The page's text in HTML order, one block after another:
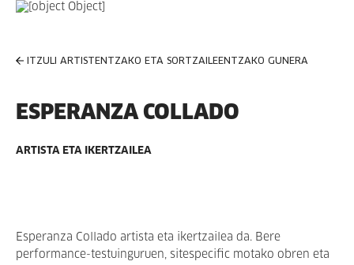
ITZULI ARTISTENTZAKO ETA SORTZAILEENTZAKO GUNERA
ESPERANZA COLLADO
ARTISTA ETA IKERTZAILEA
Esperanza Collado artista eta ikertzailea da. Bere
performance-testuinguruen, sitespecific motako obren eta